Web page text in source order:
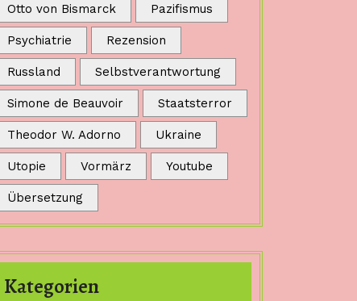
Otto von Bismarck Pazifismus
Psychiatrie Rezension
Russland Selbstverantwortung
Simone de Beauvoir Staatsterror
Theodor W. Adorno Ukraine
Utopie Vormärz Youtube
Übersetzung
Kategorien